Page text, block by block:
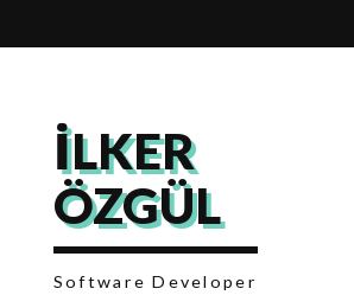
İLKER
ÖZGÜL
Software Developer